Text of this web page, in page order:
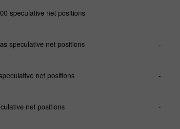
speculative net positions -
speculative net positions -
net positions -
net positions -